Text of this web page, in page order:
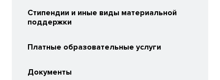
Стипендии и иные виды материальной
поддержки
Платные образовательные услуги
Документы